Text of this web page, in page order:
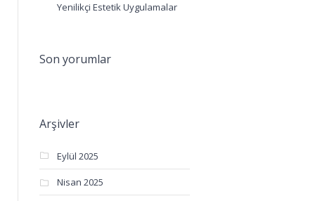
Yenilikçi Estetik Uygulamalar
Son yorumlar
Arşivler
Eylül 2025
Nisan 2025